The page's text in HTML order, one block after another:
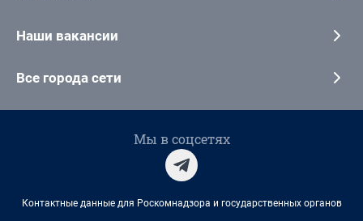
Наши вакансии
Все города сети
Мы в соцсетях
Контактные данные для Роскомнадзора и государственных органов